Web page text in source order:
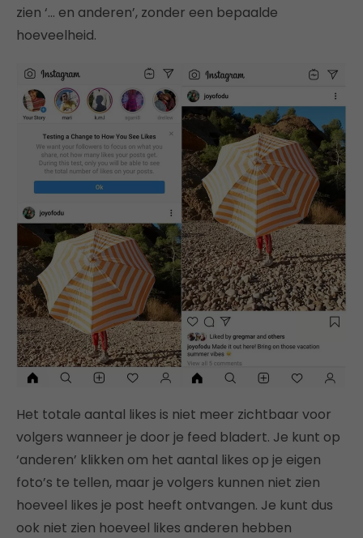
zien ‘… en anderen’, zonder een bepaalde
hoeveelheid.
Het totale aantal likes is niet meer zichtbaar voor
volgers wanneer je door je feed bladert. Je kunt op
‘anderen’ klikken om het aantal likes op je eigen
foto’s te tellen, maar je volgers kunnen niet zien
hoeveel likes je post heeft ontvangen. Je kunt dus
ook niet zien hoeveel likes anderen hebben